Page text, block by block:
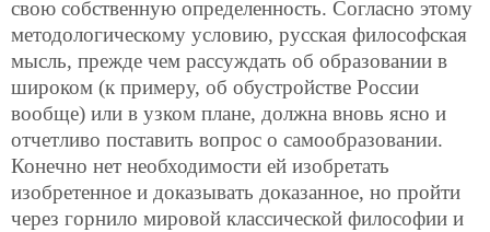
свою собственную определенность. Согласно этому
методологическому условию, русская философская
мысль, прежде чем рассуждать об образовании в
широком (к примеру, об обустройстве России
вообще) или в узком плане, должна вновь ясно и
отчетливо поставить вопрос о самообразовании.
Конечно нет необходимости ей изобретать
изобретенное и доказывать доказанное, но пройти
через горнило мировой классической философии и